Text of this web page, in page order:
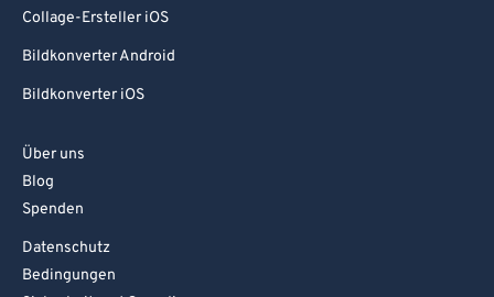
Collage-Ersteller iOS
Bildkonverter Android
Bildkonverter iOS
Über uns
Blog
Spenden
Datenschutz
Bedingungen